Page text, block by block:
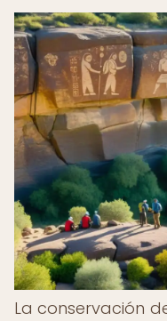
La conservación